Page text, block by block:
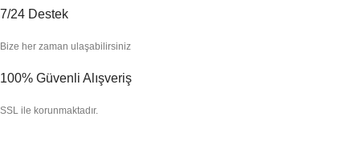
7/24 Destek
Bize her zaman ulaşabilirsiniz
100% Güvenli Alışveriş
SSL ile korunmaktadır.